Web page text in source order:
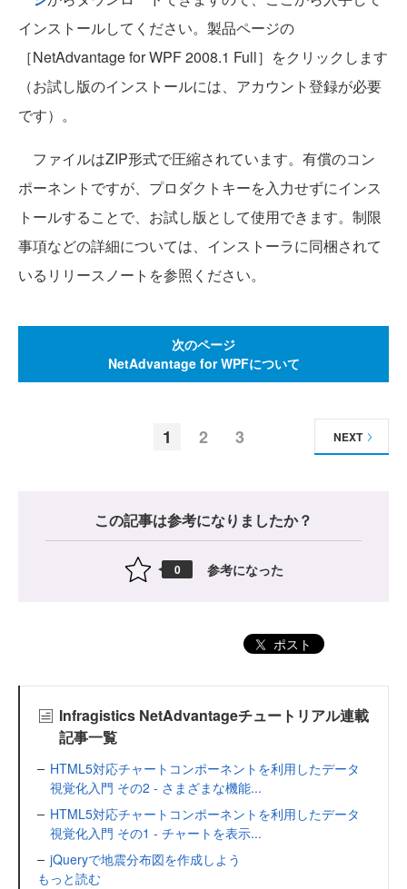
インストールしてください。製品ページの
［NetAdvantage for WPF 2008.1 Full］をクリックします
（お試し版のインストールには、アカウント登録が必要
です）。
ファイルはZIP形式で圧縮されています。有償のコン
ポーネントですが、プロダクトキーを入力せずにインス
トールすることで、お試し版として使用できます。制限
事項などの詳細については、インストーラに同梱されて
いるリリースノートを参照ください。
次のページ
NetAdvantage for WPFについて
1 2 3 NEXT
この記事は参考になりましたか？
0 参考になった
ポスト
Infragistics NetAdvantageチュートリアル連載
記事一覧
HTML5対応チャートコンポーネントを利用したデータ
視覚化入門 その2 - さまざまな機能...
HTML5対応チャートコンポーネントを利用したデータ
視覚化入門 その1 - チャートを表示...
jQueryで地震分布図を作成しよう
もっと読む